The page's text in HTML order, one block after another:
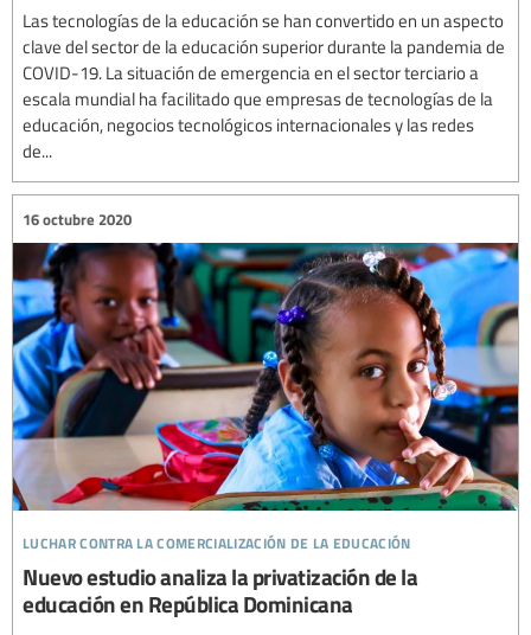
Las tecnologías de la educación se han convertido en un aspecto
clave del sector de la educación superior durante la pandemia de
COVID-19. La situación de emergencia en el sector terciario a
escala mundial ha facilitado que empresas de tecnologías de la
educación, negocios tecnológicos internacionales y las redes
de...
luchar contra la comercialización de la educación
16 octubre 2020
Nuevo estudio analiza la privatización de la
educación en República Dominicana